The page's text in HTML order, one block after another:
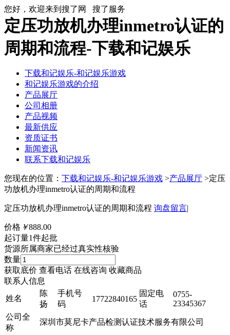
您好，欢迎来到搜了网 搜了服务
定压功放机办理inmetro认证的
周期和流程-下载和记娱乐
下载和记娱乐-和记娱乐游戏
和记娱乐游戏的介绍
产品展厅
公司相册
产品视频
最新供应
资质证书
新闻资讯
联系下载和记娱乐
您现在的位置： 下载和记娱乐-和记娱乐游戏 >产品展厅 >定压
功放机办理inmetro认证的周期和流程
定压功放机办理inmetro认证的周期和流程 询盘留言|
价格 ￥888.00
起订量1件起批
货源所属商家已经过真实性核验
数量
获取底价 查看电话 在线咨询 收藏商品
联系人信息
姓名
陈
扬
手机号
码
17722840165
固定电
话
0755-
23345367
公司全
称
深圳市莫尼卡产品检测认证技术服务有限公司